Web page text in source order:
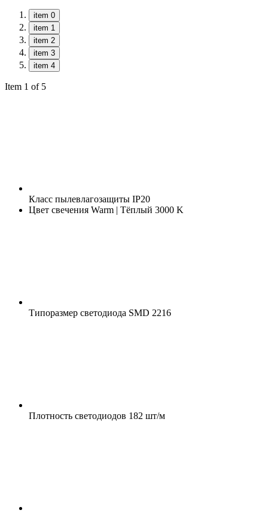
item 0
item 1
item 2
item 3
item 4
Item 1 of 5
Класс пылевлагозащиты IP20
Цвет свечения Warm | Тёплый 3000 K
Типоразмер светодиода SMD 2216
Плотность светодиодов 182 шт/м